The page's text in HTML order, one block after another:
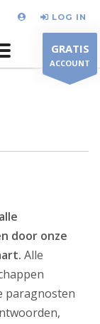
LOG IN
GRATIS
ACCOUNT
door onze
Alle
paragnosten